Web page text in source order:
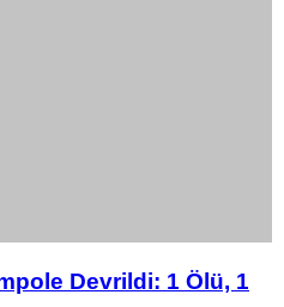
Devrildi: 1 Ölü, 1